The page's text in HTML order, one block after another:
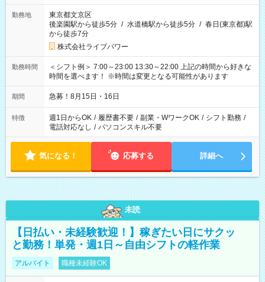
勤務地
東京都文京区
後楽園駅から徒歩5分 / 水道橋駅から徒歩5分 / 春日(東京都)駅
から徒歩7分
株式会社ライブパワー
勤務時間
＜シフト例＞ 7:00～23:00 13:30～22:00 上記の時間から好きな
時間を選べます！ ※時間は変更となる可能性があります
期間 急募！8月15日・16日
特徴 週1日からOK / 履歴書不要 / 副業・WワークOK / シフト勤務 /
電話対応なし / パソコンスキル不要
気になる！ 応募する 詳細へ
未読
【日払い・未経験歓迎！】稼ぎたい日にサクッ
と勤務！単発・週1日～自由シフトの軽作業
アルバイト 職種未経験OK